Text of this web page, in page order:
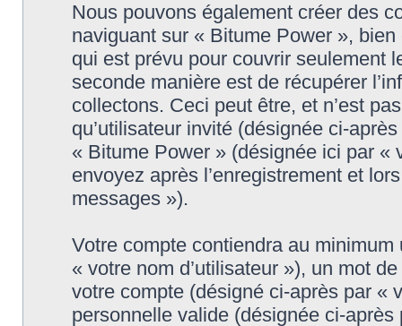
Nous pouvons également créer des
naviguant sur « Bitume Power »,
qui est prévu pour couvrir seulement
seconde manière est de récupérer
collectons. Ceci peut être, et n’est
qu’utilisateur invité (désignée ci-
« Bitume Power » (désignée ici par «
envoyez après l’enregistrement et
messages »).
Votre compte contiendra au
« votre nom d’utilisateur »), un mot
votre compte (désigné ci-après par «
personnelle valide (désignée ci-